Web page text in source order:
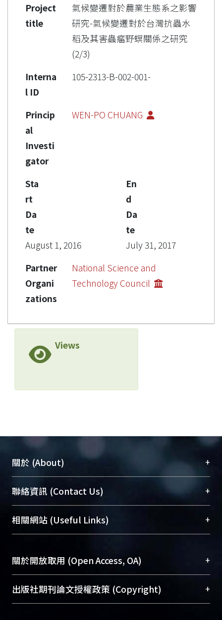
Project
title
氣候變遷對於農業生態系之影響
研究-氣候變遷對於台灣抗蟲水
稻及其害蟲瘤野螟關係之研究
(2/3)
Interna
l ID
105-2313-B-002-001-
Princip
al
Investi
gator
WEN-PO CHUANG
Sta
rt
Da
te
August 1, 2016
En
d
Da
te
July 31, 2017
Partner
Organi
zations
National Science and
Technology Council
Views
關於 (About) +
臺大位居世界頂尖大學之列，為永久珍藏及向國際
展現本校豐碩的研究成果及學術能量，圖書館整合
機構典藏（NTUR）與學術庫（AH）不同功能平
台，成為臺大學術典藏NTU scholars。期能整合研
成果。
To permanently archive and promote researcher
profiles and scholarly works, Library integrates the
services of “NTU Repository” with “Academic
聯絡資訊 (Contact Us) +
總館學科館員(Main Library)
醫學圖書館學科館員(Medical Library)
Sciences Library)
相關網站 (Useful Links) +
關於開放取用 (Open Access, OA) +
開放取用是從使用者角度提升資訊取用性的社會運
動，應用在學術研究上是透過將研究著作公開供使
出版社期刊論文授權政策 (Copyright) +